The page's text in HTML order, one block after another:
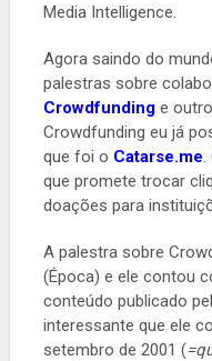
Media Intelligence.
Agora saindo do
palestras sobre
Crowdfundinge
Crowdfunding eu já
que foi o Catarse.me.
que promete trocar
doações para
A palestra sobre
(Época) e ele contou
conteúdo publicado
interessante que ele
setembro de 2001 (